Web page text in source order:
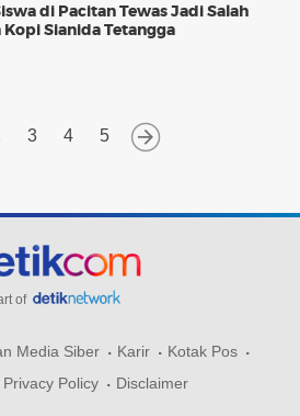
di Pacitan Tewas Jadi Salah
Kopi Sianida Tetangga
3 4 5
of
Media Siber Karir
Kotak Pos
Privacy Policy Disclaimer